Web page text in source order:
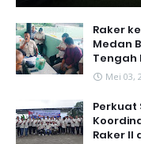
Raker
Medan
Tengah
Mei 03,
Perkuat
Raker II